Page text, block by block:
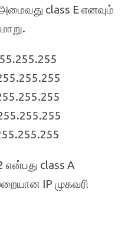
class E எனவும்
class A
IP முகவரி